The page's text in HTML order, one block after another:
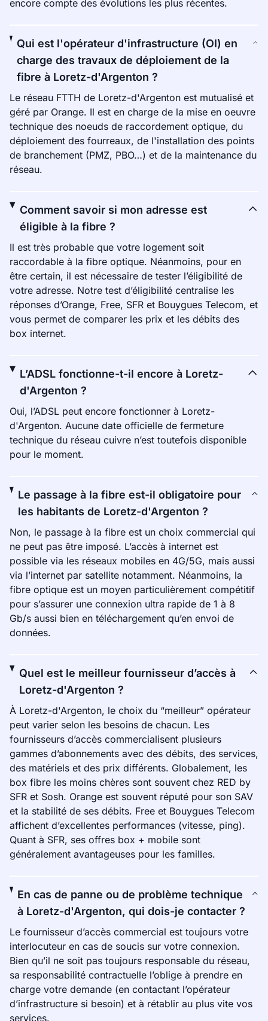
encore compte des évolutions les plus récentes.
Qui est l'opérateur d'infrastructure (OI) en
charge des travaux de déploiement de la
fibre à Loretz-d'Argenton ?
Le réseau FTTH de Loretz-d'Argenton est mutualisé et
géré par Orange. Il est en charge de la mise en oeuvre
technique des noeuds de raccordement optique, du
déploiement des fourreaux, de l'installation des points
de branchement (PMZ, PBO…) et de la maintenance du
réseau.
Comment savoir si mon adresse est
éligible à la fibre ?
Il est très probable que votre logement soit
raccordable à la fibre optique. Néanmoins, pour en
être certain, il est nécessaire de tester l’éligibilité de
votre adresse. Notre test d’éligibilité centralise les
réponses d’Orange, Free, SFR et Bouygues Telecom, et
vous permet de comparer les prix et les débits des
box internet.
L’ADSL fonctionne-t-il encore à Loretz-
d'Argenton ?
Oui, l’ADSL peut encore fonctionner à Loretz-
d'Argenton. Aucune date officielle de fermeture
technique du réseau cuivre n’est toutefois disponible
pour le moment.
Le passage à la fibre est-il obligatoire pour
les habitants de Loretz-d'Argenton ?
Non, le passage à la fibre est un choix commercial qui
ne peut pas être imposé. L’accès à internet est
possible via les réseaux mobiles en 4G/5G, mais aussi
via l’internet par satellite notamment. Néanmoins, la
fibre optique est un moyen particulièrement compétitif
pour s’assurer une connexion ultra rapide de 1 à 8
Gb/s aussi bien en téléchargement qu’en envoi de
données.
Quel est le meilleur fournisseur d’accès à
Loretz-d'Argenton ?
À Loretz-d'Argenton, le choix du “meilleur” opérateur
peut varier selon les besoins de chacun. Les
fournisseurs d’accès commercialisent plusieurs
gammes d’abonnements avec des débits, des services,
des matériels et des prix différents. Globalement, les
box fibre les moins chères sont souvent chez RED by
SFR et Sosh. Orange est souvent réputé pour son SAV
et la stabilité de ses débits. Free et Bouygues Telecom
affichent d’excellentes performances (vitesse, ping).
Quant à SFR, ses offres box + mobile sont
généralement avantageuses pour les familles.
En cas de panne ou de problème technique
à Loretz-d'Argenton, qui dois-je contacter ?
Le fournisseur d’accès commercial est toujours votre
interlocuteur en cas de soucis sur votre connexion.
Bien qu’il ne soit pas toujours responsable du réseau,
sa responsabilité contractuelle l’oblige à prendre en
charge votre demande (en contactant l’opérateur
d’infrastructure si besoin) et à rétablir au plus vite vos
services.